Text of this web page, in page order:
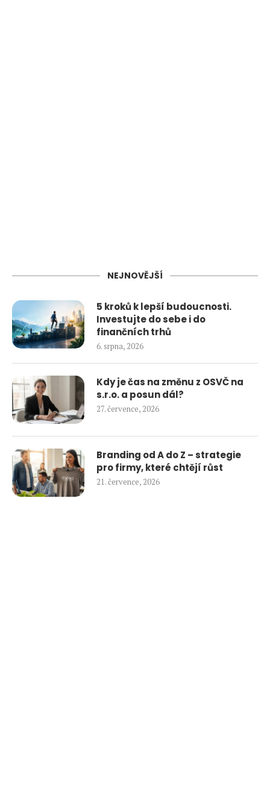
NEJNOVĚJŠÍ
5 kroků k lepší budoucnosti.
Investujte do sebe i do
finančních trhů
6. srpna, 2026
Kdy je čas na změnu z OSVČ na
s.r.o. a posun dál?
27. července, 2026
Branding od A do Z – strategie
pro firmy, které chtějí růst
21. července, 2026